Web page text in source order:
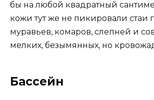
бы на любой квадратный
кожи тут же не пикировали стаи
муравьев, комаров, слепней и
мелких, безымянных, но
Бассейн